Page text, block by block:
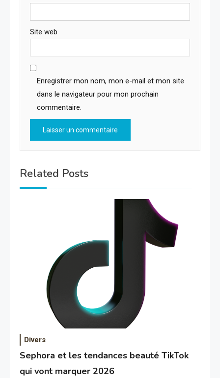
Site web
Enregistrer mon nom, mon e-mail et mon site
dans le navigateur pour mon prochain
commentaire.
Related Posts
Divers
Sephora et les tendances beauté TikTok
qui vont marquer 2026